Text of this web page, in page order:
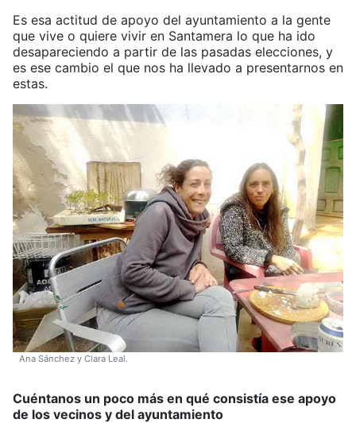
Es esa actitud de apoyo del ayuntamiento a la gente
que vive o quiere vivir en Santamera lo que ha ido
desapareciendo a partir de las pasadas elecciones, y
es ese cambio el que nos ha llevado a presentarnos en
estas.
Ana Sánchez y Clara Leal.
Cuéntanos un poco más en qué consistía ese apoyo
de los vecinos y del ayuntamiento